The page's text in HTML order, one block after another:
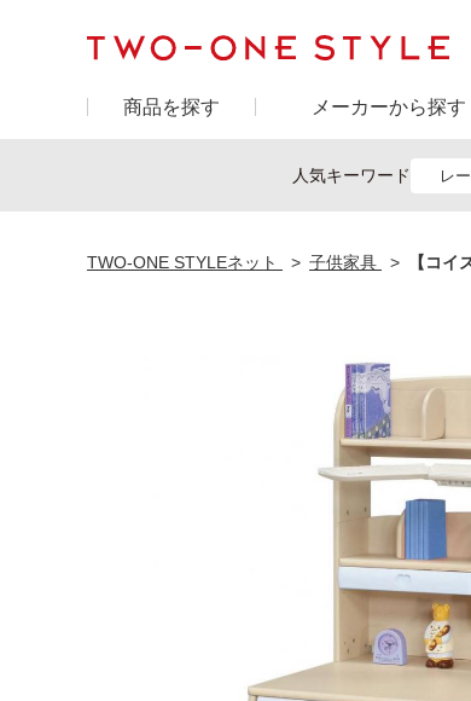
商品を探す メーカーから探す
人気キーワード レ
TWO-ONE STYLEネット 子供家具 【コ